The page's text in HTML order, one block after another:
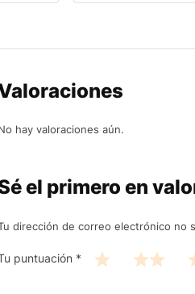
hay valoraciones aún.
el primero en
dirección de correo electrónico no
puntuación *